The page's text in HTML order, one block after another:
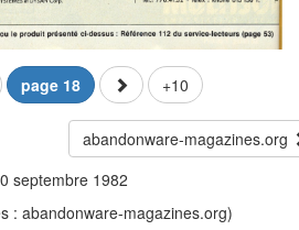
page 18 +10
abandonware-magazines.org
septembre 1982
: abandonware-magazines.org)